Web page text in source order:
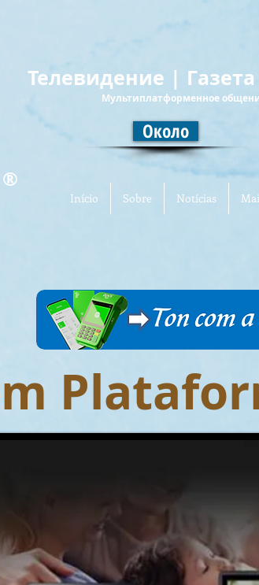
®
Телевидение |
Мультиплатформенное
Около
Início Sobre Notícias